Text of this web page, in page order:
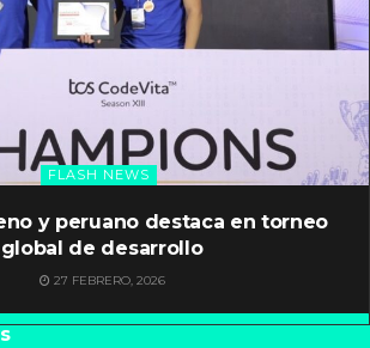
FLASH NEWS
y peruano destaca en torneo
global de desarrollo
27 FEBRERO, 2026